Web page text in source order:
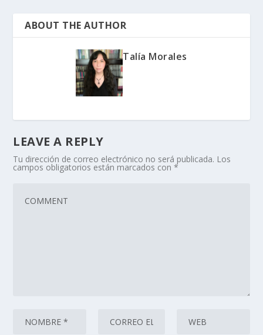
ABOUT THE AUTHOR
Talía Morales
LEAVE A REPLY
Tu dirección de correo electrónico no será publicada. Los
campos obligatorios están marcados con*